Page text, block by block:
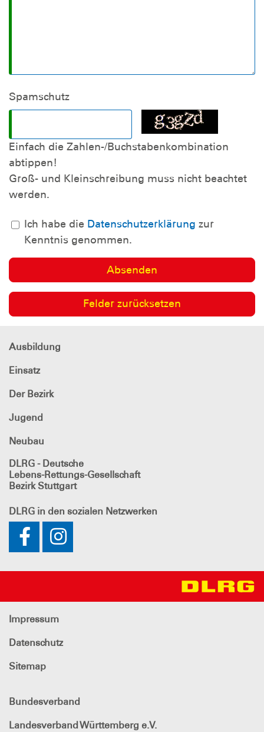
Spamschutz
Einfach die Zahlen-/Buchstabenkombination
abtippen!
Groß- und Kleinschreibung muss nicht beachtet
werden.
Ich habe die Datenschutzerklärung zur
Kenntnis genommen.
Ausbildung
Einsatz
Der Bezirk
Jugend
Neubau
DLRG - Deutsche
Lebens-Rettungs-Gesellschaft
Bezirk Stuttgart
DLRG in den sozialen Netzwerken
Impressum
Datenschutz
Sitemap
Bundesverband
Landesverband Württemberg e.V.